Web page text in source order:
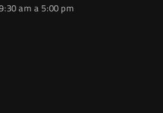
am a 5:00 pm